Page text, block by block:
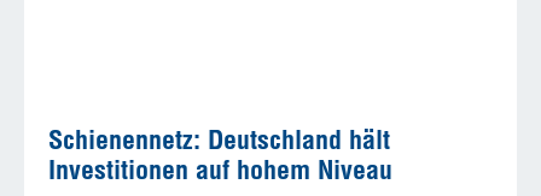
Schienennetz: Deutschland hält
Investitionen auf hohem Niveau